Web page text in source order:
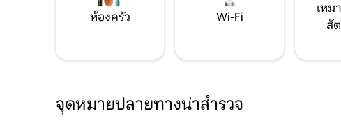
ห้องครัว Wi-Fi
เหม
สั
จุดหมายปลายทางน่าสำรวจ